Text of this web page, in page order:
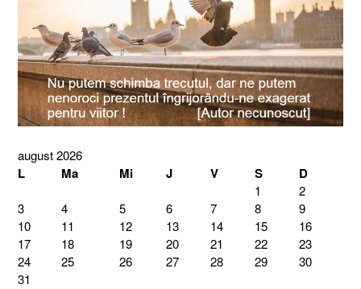
august 2026
L Ma Mi J V S D
1
2
3
4 5 6 7 8
9
10
11 12 13 14 15
16
17
18 19 20 21 22
23
24
25 26 27 28 29
30
31